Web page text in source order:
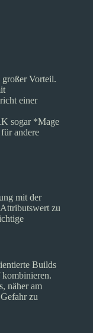
großer Vorteil.
einer
sogar *Mage
andere
mit der
zu
Builds
näher am
zu